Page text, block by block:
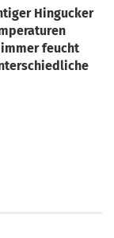
Hingucker
immer feucht